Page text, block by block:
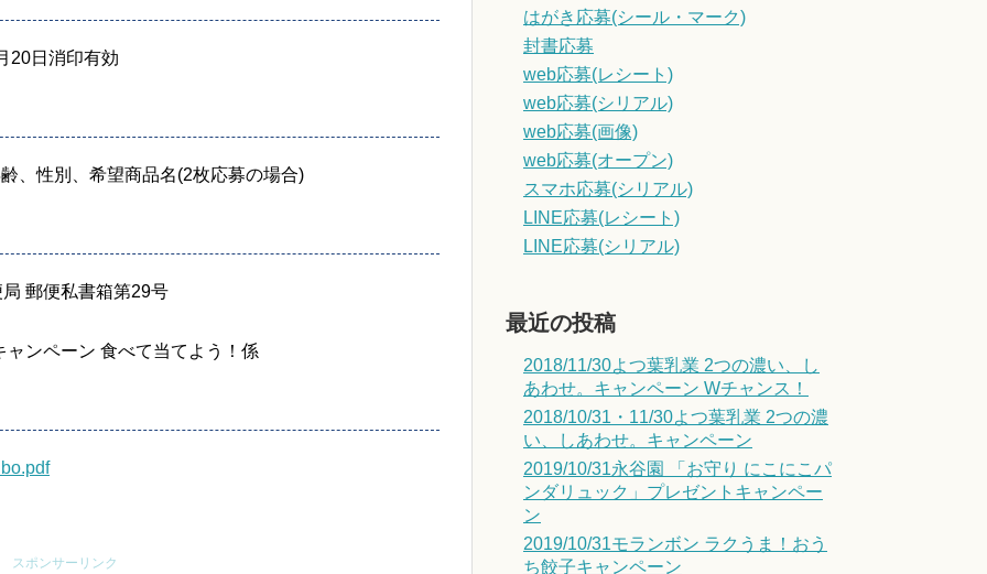
20日消印有効
、性別、希望商品名(2枚応募の場合)
郵便私書箱第29号
ンペーン 食べて当てよう！係
スポンサーリンク
はがき応募(シール・マーク)
封書応募
web応募(レシート)
web応募(シリアル)
web応募(画像)
web応募(オープン)
スマホ応募(シリアル)
LINE応募(レシート)
LINE応募(シリアル)
最近の投稿
2018/11/30よつ葉乳業 2つの濃い、し
あわせ。キャンペーン Wチャンス！
2018/10/31・11/30よつ葉乳業 2つの濃
い、しあわせ。キャンペーン
2019/10/31永谷園 「お守り にこにこパ
ンダリュック」プレゼントキャンペー
ン
2019/10/31モランボン ラクうま！おう
ち餃子キャンペーン